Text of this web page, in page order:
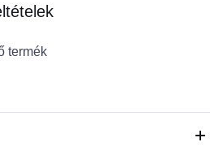
termék